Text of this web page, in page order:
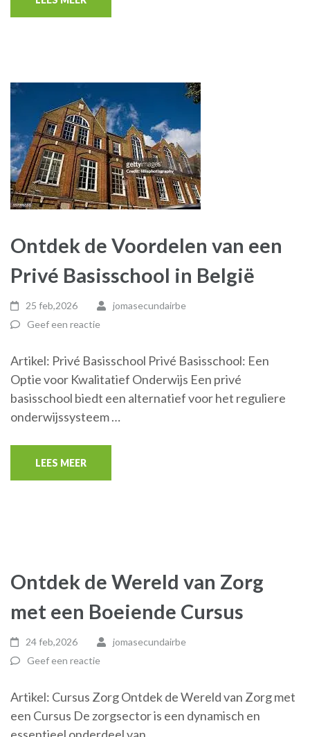
Ontdek de Voordelen van een
Privé Basisschool in België
25 feb,2026
jomasecundairbe
Geef een reactie
Artikel: Privé Basisschool Privé Basisschool: Een
Optie voor Kwalitatief Onderwijs Een privé
basisschool biedt een alternatief voor het reguliere
onderwijssysteem …
LEES MEER
Ontdek de Wereld van Zorg
met een Boeiende Cursus
24 feb,2026
jomasecundairbe
Geef een reactie
Artikel: Cursus Zorg Ontdek de Wereld van Zorg met
een Cursus De zorgsector is een dynamisch en